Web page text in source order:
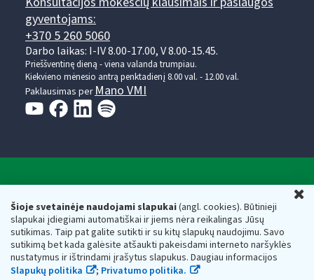
Šioje svetainėje naudojami slapukai(angl. cookies). Būtinieji
slapukai įdiegiami automatiškai ir jiems nėra reikalingas Jūsų
sutikimas. Taip pat galite sutikti ir su kitų slapukų naudojimu. Savo
sutikimą bet kada galėsite atšaukti pakeisdami interneto naršyklės
nustatymus ir ištrindami įrašytus slapukus. Daugiau informacijos
Slapukų politika
; Privatumo politika.
gyventojams:
+370 5 260 5060
Darbo laikas: I-IV 8.00-17.00, V 8.00-15.45.
Prieššventinę dieną - viena valanda trumpiau.
Kiekvieno mėnesio antrą penktadienį 8.00 val. - 12.00 val.
Paklausimas per Mano VMI
Respublikos finansų ministerijos
Biudžetinė įstaiga. Juridinio asmens kodas — 188659752,
adresas: Vasario 16-osios g. 14, 01107 Vilnius, Lietuva, el.paštas:
vmi@vmi.lt, E. pristatymo dėžutės adresas 188659752
Duomenys apie Valstybinę mokesčių inspekciją prie Lietuvos
Respublikos finansų ministerijos kaupiami ir saugomi Juridinių